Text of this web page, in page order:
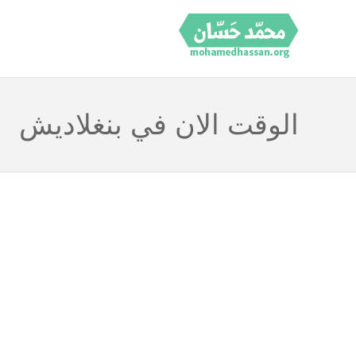
الوقت الان في بنغلاديش